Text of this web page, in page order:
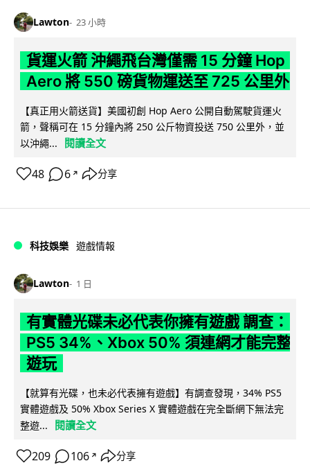
Lawton 23 小時
貨運火箭 沖繩飛台灣僅需 15 分鐘 Hop
Aero 將 550 磅貨物運送至 725 公里外
【真正用火箭送貨】美國初創 Hop Aero 公開自動駕駛貨運火
箭，聲稱可在 15 分鐘內將 250 公斤物資投送 750 公里外，並
以沖繩...
閱讀全文
48 6 ↗ 分享
科技娛樂 遊戲情報
Lawton 1 日
有實體光碟未必代表你擁有遊戲 調查：
PS5 34%、Xbox 50% 須連網才能完整
遊玩
【就算有光碟，也未必代表擁有遊戲】有調查發現，34% PS5
實體遊戲及 50% Xbox Series X 實體遊戲在完全斷網下無法完
整遊...
閱讀全文
209 106 ↗ 分享